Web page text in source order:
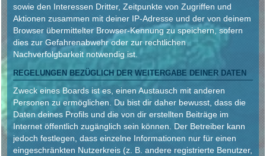
sowie den Interessen Dritter, Zeitpunkte von Zugriffen und
Aktionen zusammen mit deiner IP-Adresse und der von deinem
Browser übermittelter Browser-Kennung zu speichern, sofern
dies zur Gefahrenabwehr oder zur rechtlichen
Nachverfolgbarkeit notwendig ist.
REGELUNGEN BEZÜGLICH DER WEITERGABE DEINER DATEN
Zweck eines Boards ist es, einen Austausch mit anderen
Personen zu ermöglichen. Du bist dir daher bewusst, dass die
Daten deines Profils und die von dir erstellten Beiträge im
Internet öffentlich zugänglich sein können. Der Betreiber kann
jedoch festlegen, dass einzelne Informationen nur für einen
eingeschränkten Nutzerkreis (z. B. andere registrierte Benutzer,